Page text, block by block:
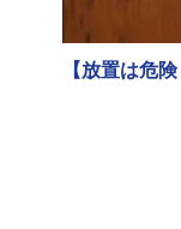
【放置は危